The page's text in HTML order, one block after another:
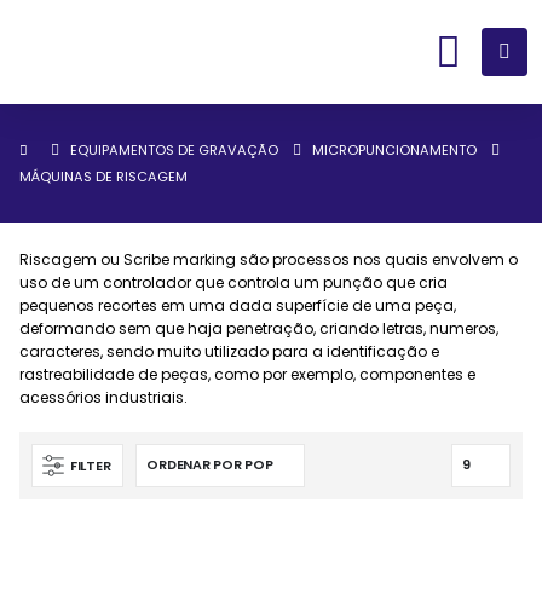
EQUIPAMENTOS DE GRAVAÇÃO
MICROPUNCIONAMENTO
MÁQUINAS DE RISCAGEM
Riscagem ou Scribe marking são processos nos quais envolvem o
uso de um controlador que controla um punção que cria
pequenos recortes em uma dada superfície de uma peça,
deformando sem que haja penetração, criando letras, numeros,
caracteres, sendo muito utilizado para a identificação e
rastreabilidade de peças, como por exemplo, componentes e
acessórios industriais.
FILTER